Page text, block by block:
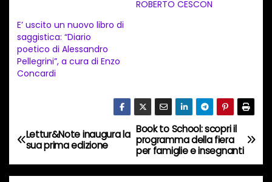
t
o
i
n
s
…
ROBERTO CESCON
E’ uscito un nuovo libro di
saggistica: “Diario
poetico di Alessandro
Pellegrini”, a cura di Enzo
Concardi
N
a
Book to School: scopri il
programma della fiera
per famiglie e insegnanti
Lettur&Note inaugura la
sua prima edizione